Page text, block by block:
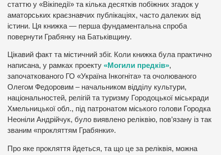
статтю у «Вікіпедії» та кілька десятків побіжних згадок у
аматорських краєзнавчих публікаціях, часто далеких від
істини. Ця книжка — перша фундаментальна спроба
повернути Грабянку на Батьківщину.
Цікавий факт та містичний збіг. Коли книжка була практично
написана, у рамках проекту «Могили предків»,
започаткованого ГО «Україна Інкогніта» та очолюваного
Олегом Федоровим – начальником відділу культури,
національностей, релігій та туризму Городоцької міськради
Хмельницької обл., під патронатом міського голови Городка
Неоніли Андрійчук, було виявлено реліквію, пов’язану із так
званим «прокляттям Грабянки».
Про яке прокляття йдеться, та що це за реліквія, можна